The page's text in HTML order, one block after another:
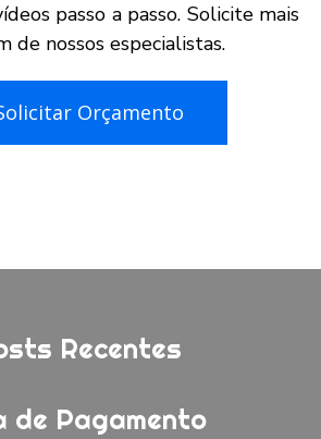
passo a passo. Solicite mais
de nossos especialistas.
Orçamento
Recentes
de Pagamento